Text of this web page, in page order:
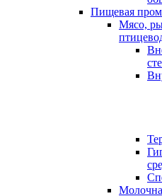
Пищевая
Мясо,